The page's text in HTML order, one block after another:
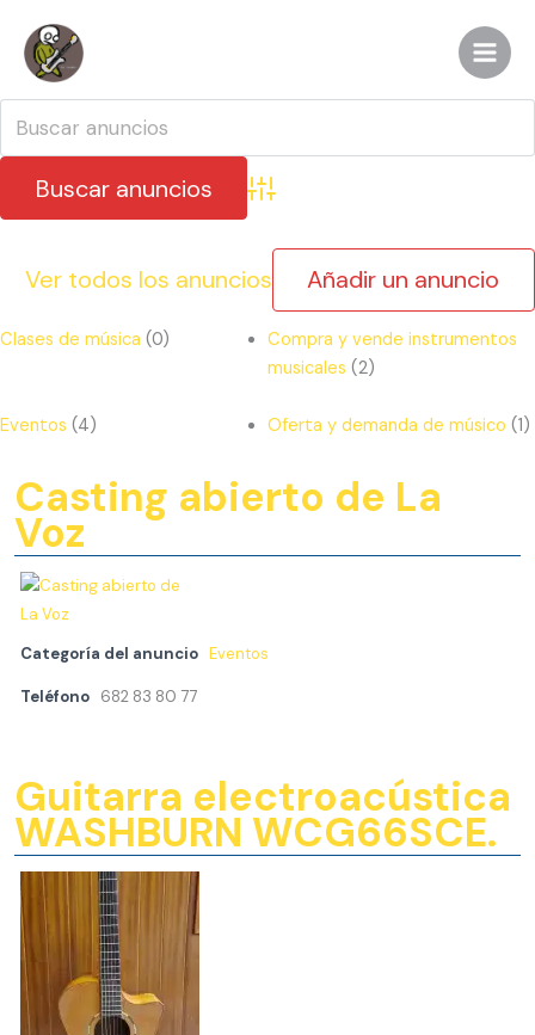
contenido
Búsqueda avanzada
Ver todos los anuncios Añadir un anuncio
Clases de música (0)
Compra y vende instrumentos
musicales (2)
Eventos (4) Oferta y demanda de músico (1)
Casting abierto de La
Voz
Categoría del anuncio Eventos
Teléfono 682 83 80 77
Guitarra electroacústica
WASHBURN WCG66SCE.